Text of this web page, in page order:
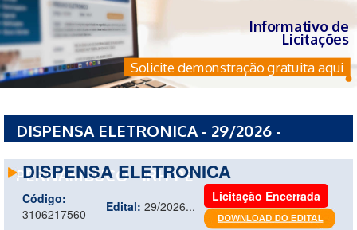
Informativo de
Licitações
Solicite demonstração gratuita aqui
DISPENSA ELETRONICA - 29/2026 -
PERNAMBUCO - IRH-PE
DISPENSA ELETRONICA
Código:
3106217560
Edital: 29/2026...
Licitação Encerrada